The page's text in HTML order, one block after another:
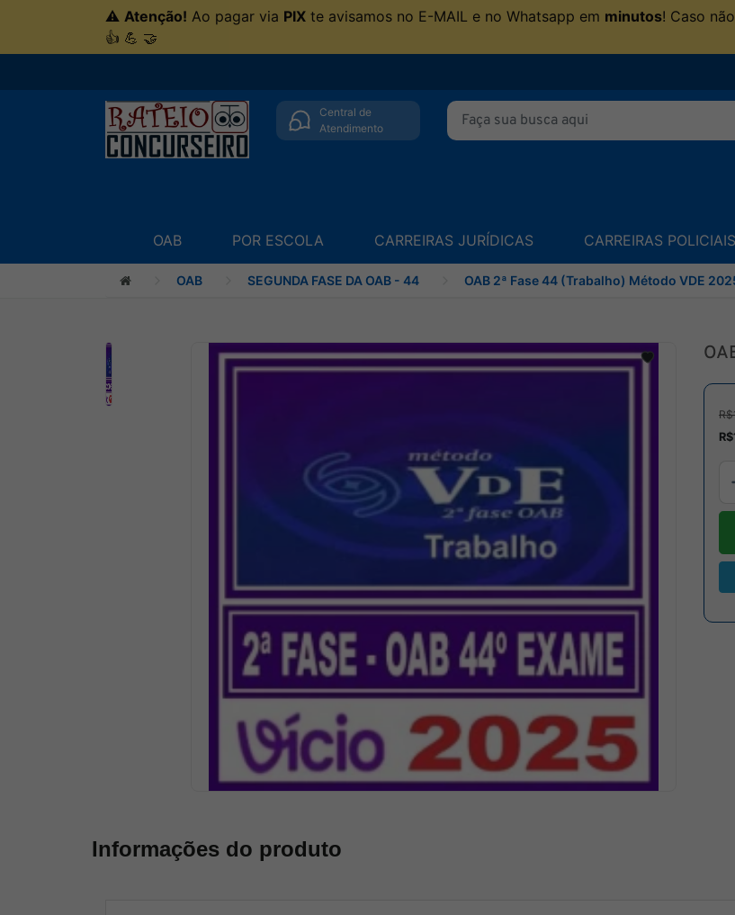
⚠ Atenção! Ao pagar via PIX te avisamos no E-MAIL e no Whatsapp em minutos! Caso
👍 💪 🤝
Central de
Atendimento
OAB POR ESCOLA CARREIRAS JURÍDICAS CARREIRAS POLICIAIS
OAB SEGUNDA FASE DA OAB - 44 OAB 2ª Fase 44 (Trabalho) Método VDE
Informações do produto